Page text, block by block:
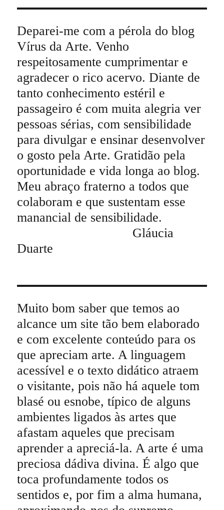
Deparei-me com a pérola do blog
Vírus da Arte. Venho
respeitosamente cumprimentar e
agradecer o rico acervo. Diante de
tanto conhecimento estéril e
passageiro é com muita alegria ver
pessoas sérias, com sensibilidade
para divulgar e ensinar desenvolver
o gosto pela Arte. Gratidão pela
oportunidade e vida longa ao blog.
Meu abraço fraterno a todos que
colaboram e que sustentam esse
manancial de sensibilidade.
Gláucia
Duarte
Muito bom saber que temos ao
alcance um site tão bem elaborado
e com excelente conteúdo para os
que apreciam arte. A linguagem
acessível e o texto didático atraem
o visitante, pois não há aquele tom
blasé ou esnobe, típico de alguns
ambientes ligados às artes que
afastam aqueles que precisam
aprender a apreciá-la. A arte é uma
preciosa dádiva divina. É algo que
toca profundamente todos os
sentidos e, por fim a alma humana,